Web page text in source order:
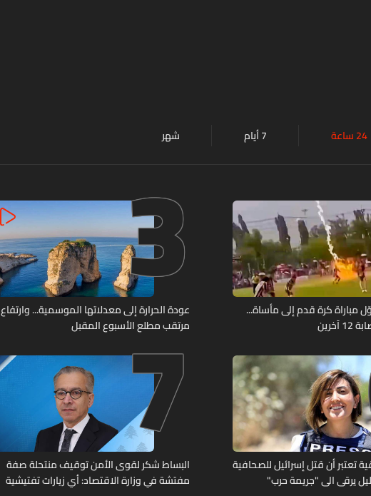
24 ساعة 7 أيام شهر
مباراة كرة قدم إلى مأساة...
3
عودة الحرارة إلى معدلاتها الموسمية... وارتفاع
مرتقب مطلع الأسبوع المقبل
تعتبر أن قتل إسرائيل للصحافية
يرقى الى "جريمة حرب"
7
البساط شكر لقوى الأمن توقيف منتحلة صفة
مفتشة في وزارة الاقتصاد: أي زيارات تفتيشية